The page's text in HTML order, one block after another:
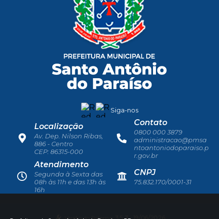
Siga-nos
Localização
Av. Dep. Nilson Ribas,
886 - Centro
CEP: 86315-000
Contato
0800 000 3879
administracao@pmsa
ntoantoniodoparaiso.p
r.gov.br
Atendimento
Segunda à Sexta das
08h às 11h e das 13h às
16h
CNPJ
75.832.170/0001-31